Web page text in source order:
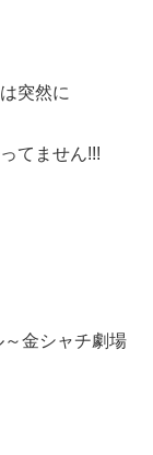
突然に
てません!!!
金シャチ劇場